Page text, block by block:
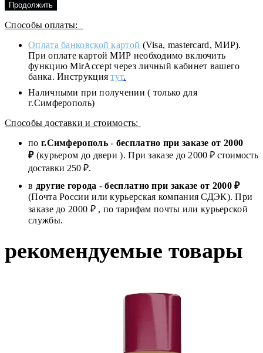
Продолжить
Способы оплаты:
Оплата банковской картой (Visa, mastercard, МИР).
При оплате картой МИР необходимо включить
функцию MirAccept через личный кабинет вашего
банка. Инструкциятут.
Наличными при получении ( только для
г.Симферополь)
Способы доставки и стоимость:
по г.Симферополь- бесплатно при заказе от 2000
₽(курьером до двери ). При заказе до 2000 ₽ стоимость
доставки 250 ₽.
в другие города -бесплатно при заказе от 2000 ₽
(Почта России или курьерская компания СДЭК). При
заказе до 2000 ₽ , по тарифам почты или курьерской
службы.
рекомендуемые товары